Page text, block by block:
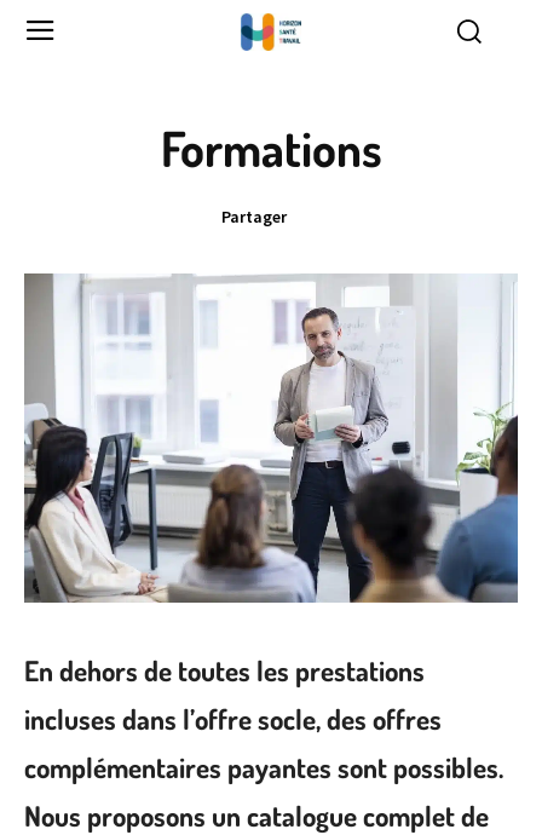
Formations
Partager
En dehors de toutes les prestations
incluses dans l’offre socle, des offres
complémentaires payantes sont possibles.
Nous proposons un catalogue complet de